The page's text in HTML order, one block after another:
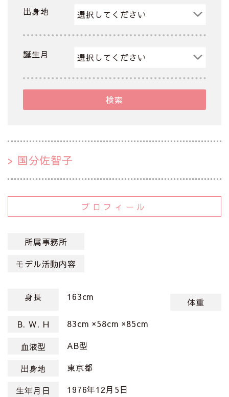
出身地
誕生月
検索
国分佐智子
プロフィール
所属事務所
モデル活動内容
身長 163cm
体重
B. W. H
83cm ×58cm ×85cm
血液型 AB型
出身地 東京都
生年月日 1976年12月5日